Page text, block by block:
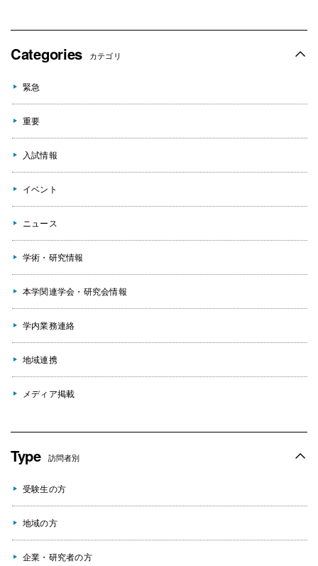
Categories カテゴリ
緊急
重要
入試情報
イベント
ニュース
学術・研究情報
本学関連学会・研究会情報
学内業務連絡
地域連携
メディア掲載
Type 訪問者別
受験生の方
地域の方
企業・研究者の方